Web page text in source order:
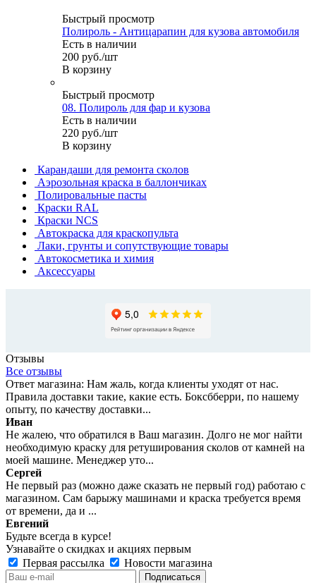
Быстрый просмотр
Полироль - Антицарапин для кузова автомобиля
Есть в наличии
200 руб./шт
В корзину
Быстрый просмотр
08. Полироль для фар и кузова
Есть в наличии
220 руб./шт
В корзину
Карандаши для ремонта сколов
Аэрозольная краска в баллончиках
Полировальные пасты
Краски RAL
Краски NCS
Автокраска для краскопульта
Лаки, грунты и сопутствующие товары
Автокосметика и химия
Аксессуары
Отзывы
Все отзывы
Ответ магазина: Нам жаль, когда клиенты уходят от нас.
Правила доставки такие, какие есть. Боксбберри, по нашему
опыту, по качеству доставки...
Иван
Не жалею, что обратился в Ваш магазин. Долго не мог найти
необходимую краску для ретуширования сколов от камней на
моей машине. Менеджер уто...
Сергей
Не первый раз (можно даже сказать не первый год) работаю с
магазином. Сам барыжу машинами и краска требуется время
от времени, да и ...
Евгений
Будьте всегда в курсе!
Узнавайте о скидках и акциях первым
Первая рассылка
Новости магазина